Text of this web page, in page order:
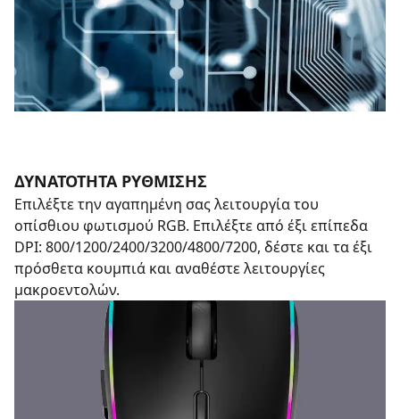
ΔΥΝΑΤΟΤΗΤΑ ΡΥΘΜΙΣΗΣ
Επιλέξτε την αγαπημένη σας λειτουργία του
οπίσθιου φωτισμού RGB. Επιλέξτε από έξι επίπεδα
DPI: 800/1200/2400/3200/4800/7200, δέστε και τα έξι
πρόσθετα κουμπιά και αναθέστε λειτουργίες
μακροεντολών.